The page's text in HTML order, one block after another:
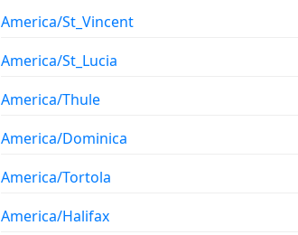
America/St_Vincent
America/St_Lucia
America/Thule
America/Dominica
America/Tortola
America/Halifax